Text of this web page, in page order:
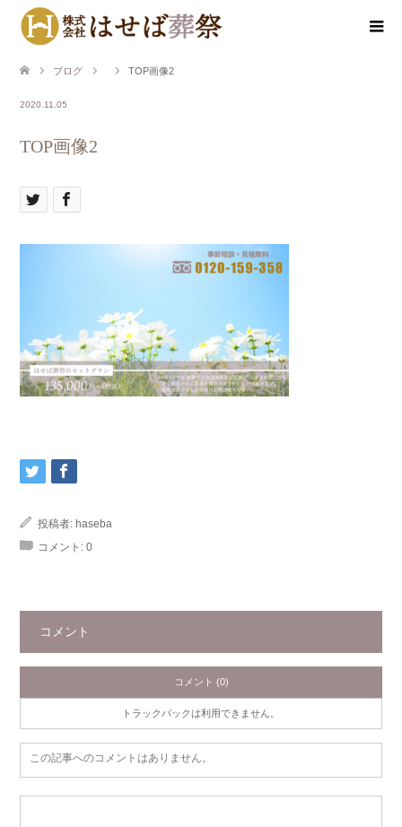
ブログ TOP画像2
2020.11.05
TOP画像2
投稿者: haseba
コメント: 0
コメント
コメント (0)
トラックバックは利用できません。
この記事へのコメントはありません。